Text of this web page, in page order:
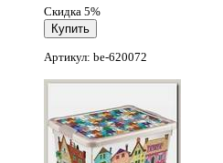
Скидка 5%
Артикул: be-620072